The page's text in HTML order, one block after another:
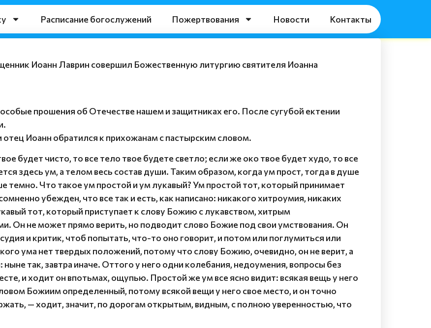
Расписание богослужений Пожертвования Новости Контакты
Иоанн Лаврин совершил Божественную литургию святителя Иоанна
прошения об Отечестве нашем и защитниках его. После сугубой ектении
Иоанн обратился к прихожанам с пастырским словом.
будет чисто, то все тело твое будете светло; если же око твое будет худо, то все
здесь ум, а телом весь состав души. Таким образом, когда ум прост, тогда в душе
темно. Что такое ум простой и ум лукавый? Ум простой тот, который принимает
убежден, что все так и есть, как написано: никакого хитроумия, никаких
тот, который приступает к слову Божию с лукавством, хитрым
Он не может прямо верить, но подводит слово Божие под свои умствования. Он
и критик, чтоб попытать, что-то оно говорит, и потом или поглумиться или
ума нет твердых положений, потому что слову Божию, очевидно, он не верит, а
ныне так, завтра иначе. Оттого у него одни колебания, недоумения, вопросы без
и ходит он впотьмах, ощупью. Простой же ум все ясно видит: всякая вещь у него
Божиим определенный, потому всякой вещи у него свое место, и он точно
— ходит, значит, по дорогам открытым, видным, с полною уверенностью, что